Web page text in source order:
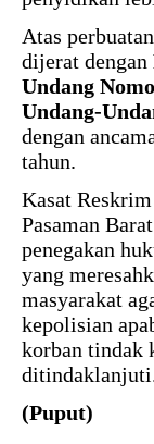
Atas
dijerat dengan
Undang
Undang-
dengan
tahun.
Kasat
Pasaman
penegakan
yang
masyarakat
kepolisian
korban tindak
(Puput)